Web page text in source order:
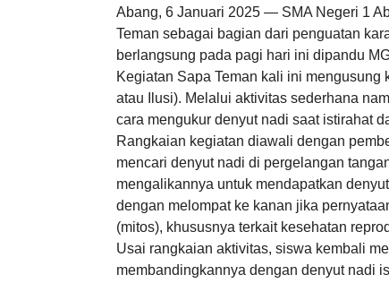
Abang, 6 Januari 2025 — SMA Negeri 1
Teman sebagai bagian dari penguatan
berlangsung pada pagi hari ini dipandu
Kegiatan Sapa Teman kali ini
atau Ilusi). Melalui aktivitas sederhana
cara mengukur denyut nadi saat istirahat
Rangkaian kegiatan diawali dengan
mencari denyut nadi di pergelangan
mengalikannya untuk mendapatkan
dengan melompat ke kanan jika
(mitos), khususnya terkait kesehatan
Usai rangkaian aktivitas, siswa kembali
membandingkannya dengan denyut nadi